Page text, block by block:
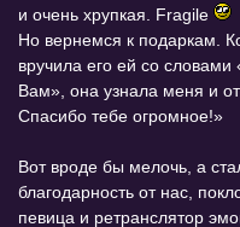
и очень хрупкая. Fragile
Но вернемся к подаркам.
вручила его ей со
Вам», она узнала меня и
Спасибо тебе огромное!»
Вот вроде бы мелочь, а
благодарность от нас,
певица и ретранслятор